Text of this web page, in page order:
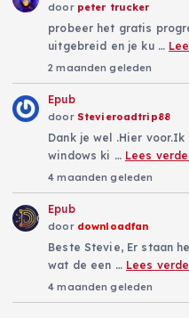
door peter trucker
probeer het gratis
uitgebreid en je ku …
2 maanden geleden
Epub
door Stevieroadtrip88
Dank je wel .Hier
windows ki … Lees
4 maanden geleden
Epub
door downloadfan
Beste Stevie, Er staan
wat de een … Lees
4 maanden geleden